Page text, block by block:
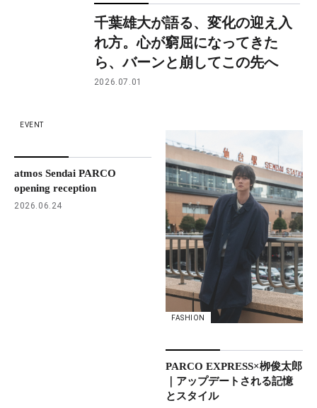
千葉雄大が語る、変化の迎え入
れ方。心が窮屈になってきた
ら、バーンと崩してこの先へ
2026.07.01
EVENT
atmos Sendai PARCO
opening reception
2026.06.24
FASHION
PARCO EXPRESS×栁俊太郎
｜アップデートされる記憶
とスタイル